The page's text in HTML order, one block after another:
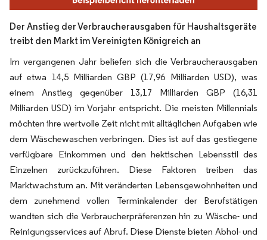
Der Anstieg der Verbraucherausgaben für Haushaltsgeräte
treibt den Markt im Vereinigten Königreich an
Im vergangenen Jahr beliefen sich die Verbraucherausgaben
auf etwa 14,5 Milliarden GBP (17,96 Milliarden USD), was
einem Anstieg gegenüber 13,17 Milliarden GBP (16,31
Milliarden USD) im Vorjahr entspricht. Die meisten Millennials
möchten ihre wertvolle Zeit nicht mit alltäglichen Aufgaben wie
dem Wäschewaschen verbringen. Dies ist auf das gestiegene
verfügbare Einkommen und den hektischen Lebensstil des
Einzelnen zurückzuführen. Diese Faktoren treiben das
Marktwachstum an. Mit veränderten Lebensgewohnheiten und
dem zunehmend vollen Terminkalender der Berufstätigen
wandten sich die Verbraucherpräferenzen hin zu Wäsche- und
Reinigungsservices auf Abruf. Diese Dienste bieten Abhol- und